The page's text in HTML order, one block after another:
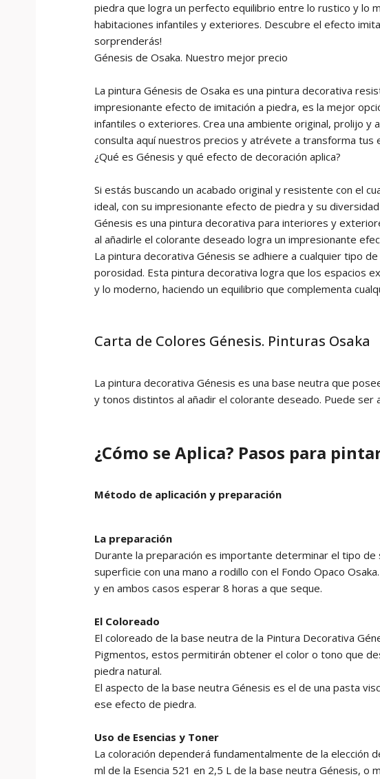
piedra que logra un perfecto equilibrio entre lo rustico y lo
habitaciones infantiles y exteriores. Descubre el efecto
sorprenderás!
Génesis de Osaka. Nuestro mejor precio
La pintura Génesis de Osaka es una pintura decorativa
impresionante efecto de imitación a piedra, es la mejor
infantiles o exteriores. Crea una ambiente original, prolijo y
consulta aquí nuestros precios y atrévete a transforma tus
¿Qué es Génesis y qué efecto de decoración aplica?
Si estás buscando un acabado original y resistente con el
ideal, con su impresionante efecto de piedra y su
Génesis es una pintura decorativa para interiores y
al añadirle el colorante deseado logra un impresionante
La pintura decorativa Génesis se adhiere a cualquier tipo
porosidad. Esta pintura decorativa logra que los espacios
y lo moderno, haciendo un equilibrio que complementa
Carta de Colores Génesis. Pinturas Osaka
La pintura decorativa Génesis es una base neutra que
y tonos distintos al añadir el colorante deseado. Puede ser
¿Cómo se Aplica? Pasos para
Método de aplicación y preparación
La preparación
Durante la preparación es importante determinar el tipo
superficie con una mano a rodillo con el Fondo Opaco
y en ambos casos esperar 8 horas a que seque.
El Coloreado
El coloreado de la base neutra de la Pintura Decorativa
Pigmentos, estos permitirán obtener el color o tono que
piedra natural.
El aspecto de la base neutra Génesis es el de una pasta
ese efecto de piedra.
Uso de Esencias y Toner
La coloración dependerá fundamentalmente de la elección
ml de la Esencia 521 en 2,5 L de la base neutra Génesis, o